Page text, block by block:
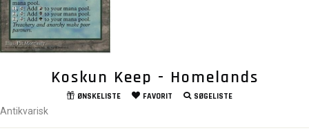
Koskun Keep - Homelands
ØNSKELISTE FAVORIT SØGELISTE
Antikvarisk